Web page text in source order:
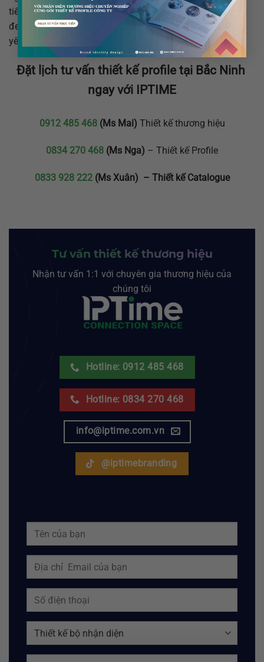
tiến và cam kết thời gian giao hàng đúng hẹn, IPTIME đã
đem lại những sản phẩm chất lượng cao, đáp ứng được
yêu cầu của khách hàng và thị trường mục tiêu.
Đặt lịch tư vấn thiết kế profile tại Bắc Ninh
ngay với IPTIME
0912 485 468(Ms Mai) Thiết kế thương hiệu
0834 270 468 (Ms Nga) – Thiết kế Profile
0833 928 222(Ms Xuân) – Thiết kế Catalogue
Tư vấn thiết kế thương hiệu
Nhận tư vấn 1:1 với chuyên gia thương hiệu của
chúng tôi
Hotline: 0912 485 468
Hotline: 0834 270 468
info@iptime.com.vn
@iptimebranding